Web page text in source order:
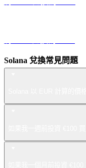
Solana 兌換常見問題